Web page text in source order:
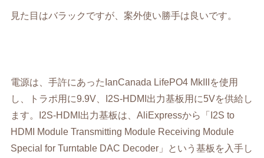
見た目はバラックですが、案外使い勝手は良いです。
電源は、手許にあったIanCanada LifePO4 MkIIIを使用
し、トラポ用に9.9V、I2S-HDMI出力基板用に5Vを供給し
ます。I2S-HDMI出力基板は、AliExpressから「I2S to
HDMI Module Transmitting Module Receiving Module
Special for Turntable DAC Decoder」という基板を入手し